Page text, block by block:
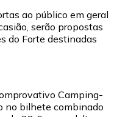
ao público em geral
serão propostas
do Forte destinadas
Camping-
no bilhete combinado